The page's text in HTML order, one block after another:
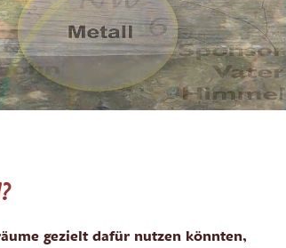
gezielt dafür nutzen könnten,